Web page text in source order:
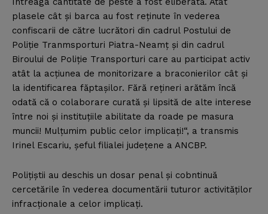
plasele cât şi barca au fost reţinute în vederea
confiscarii de către lucrători din cadrul Postului de
Poliţie Tranmsporturi Piatra-Neamţ şi din cadrul
Biroului de Poliţie Transporturi care au participat activ
atât la acţiunea de monitorizare a braconierilor cât şi
la identificarea făptaşilor. Fără reţineri arătăm încă
odată că o colaborare curată şi lipsită de alte interese
între noi şi instituţiile abilitate da roade pe masura
muncii! Mulţumim public celor implicaţi!“, a transmis
Irinel Escariu, şeful filialei judeţene a ANCBP.
Poliţiştii au deschis un dosar penal şi cobntinuă
cercetările în vederea documentării tuturor activităţilor
infracţionale a celor implicaţi.